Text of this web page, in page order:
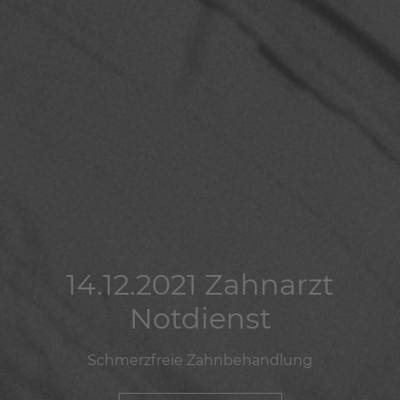
14.12.2021 Zahnarzt
Notdienst
Schmerzfreie Zahnbehandlung
14.12.2021 Zahnarzt
Notdienst
Schmerzfreie Zahnbehandlung
14.12.2021 Zahnarzt
Notdienst
Schmerzfreie Zahnbehandlung